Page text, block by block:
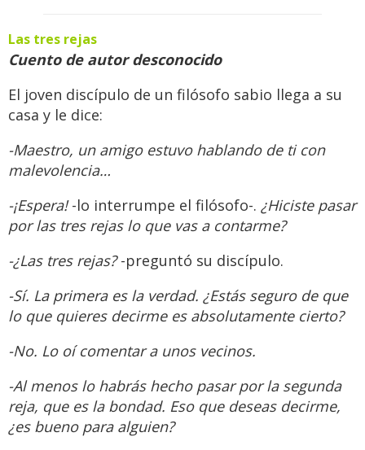
Las tres rejas
Cuento de autor desconocido
El joven discípulo de un filósofo sabio llega a su
casa y le dice:
-Maestro, un amigo estuvo hablando de ti con
malevolencia…
-¡Espera!-lo interrumpe el filósofo-. ¿Hiciste pasar
por las tres rejas lo que vas a contarme?
-¿Las tres rejas?-preguntó su discípulo.
-Sí. La primera es la verdad. ¿Estás seguro de que
lo que quieres decirme es absolutamente cierto?
-No. Lo oí comentar a unos vecinos.
-Al menos lo habrás hecho pasar por la segunda
reja, que es la bondad. Eso que deseas decirme,
¿es bueno para alguien?